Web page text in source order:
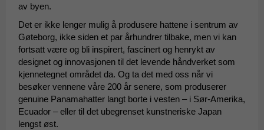
av byen.
Det er ikke lenger mulig å produsere hattene i sentrum av
Gøteborg, ikke siden et par århundrer tilbake, men vi kan
fortsatt være og bli inspirert, fascinert og henrykt av
designet og innovasjonen til det levende håndverket som
kjennetegnet området da. Og ta det med oss når vi
besøker vennene våre 200 år senere, som produserer
genuine Panamahatter langt borte i vesten – i Sør-Amerika,
Ecuador – eller til det ubegrenset kunstneriske Japan
lengst øst.